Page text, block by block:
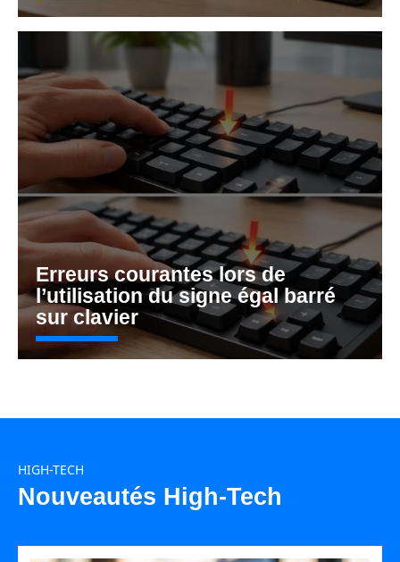
Erreurs courantes lors de
l’utilisation du signe égal barré
sur clavier
HIGH-TECH
Nouveautés High-Tech